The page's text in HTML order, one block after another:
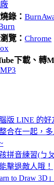
錄：
覽： Chrome
下載、轉
版 LINE 的好
合在一起，
孩拼音練習(ㄅ
擊退敵人哦！
to Draw 3D